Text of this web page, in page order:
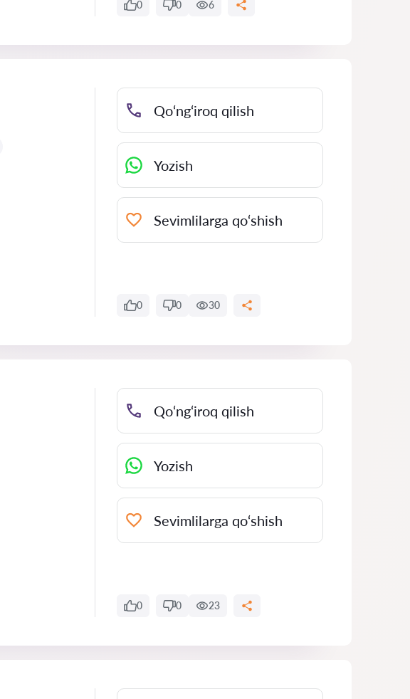
0 0 6
Qo‘ng‘iroq qilish
Yozish
Sevimlilarga qo‘shish
0 0 30
Qo‘ng‘iroq qilish
Yozish
Sevimlilarga qo‘shish
0 0 23